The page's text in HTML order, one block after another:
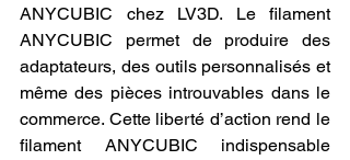
ANYCUBIC chez LV3D. Le filament
ANYCUBIC permet de produire des
adaptateurs, des outils personnalisés et
même des pièces introuvables dans le
commerce. Cette liberté d’action rend le
filament ANYCUBIC indispensable